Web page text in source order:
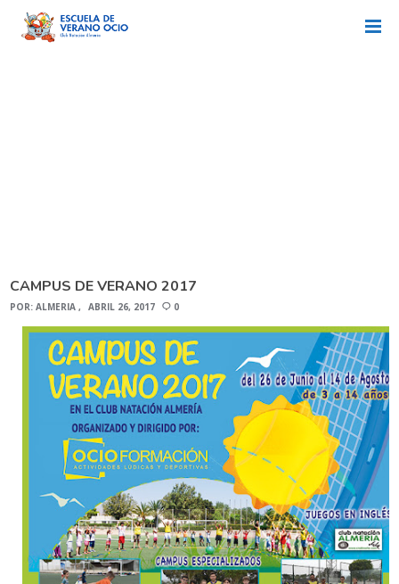
CAMPUS DE VERANO 2017
POR:ALMERIA ABRIL 26, 2017 0